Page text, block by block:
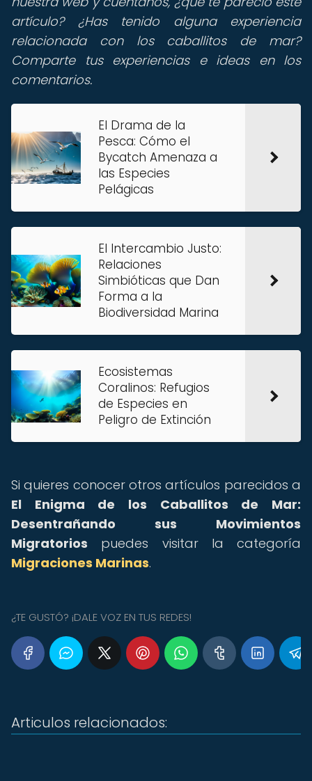
artículo? ¿Has tenido alguna experiencia
relacionada con los caballitos de mar?
Comparte tus experiencias e ideas en los
comentarios.
El Drama de la
Pesca: Cómo el
Bycatch Amenaza a
las Especies
Pelágicas
El Intercambio Justo:
Relaciones
Simbióticas que Dan
Forma a la
Biodiversidad Marina
Ecosistemas
Coralinos: Refugios
de Especies en
Peligro de Extinción
Si quieres conocer otros artículos parecidos a
El Enigma de los Caballitos de Mar:
Desentrañando sus Movimientos
Migratorios puedes visitar la categoría
Migraciones Marinas.
¿TE GUSTÓ? ¡DALE VOZ EN TUS REDES!
Articulos relacionados: